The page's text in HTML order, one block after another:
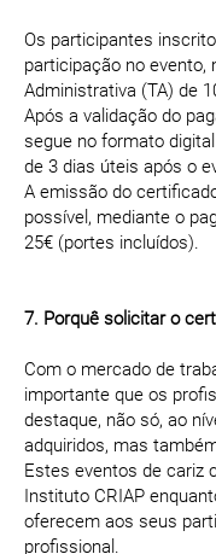
Os participantes
participação no evento,
Administrativa (TA) de
Após a validação do
segue no formato
de 3 dias úteis após o
A emissão do
possível, mediante o
25€ (portes incluídos).
7. Porquê solicitar o
Com o mercado de
importante que os
destaque, não só, ao
adquiridos, mas
Estes eventos de cariz
Instituto CRIAP
oferecem aos seus
profissional.